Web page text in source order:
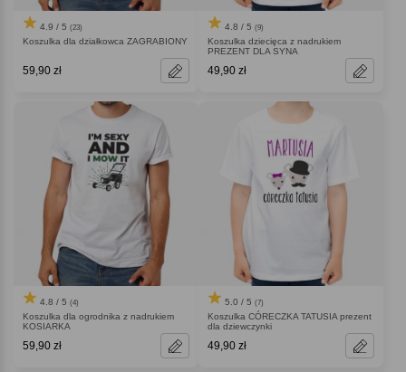
4.9 / 5 (23)
Koszulka dla działkowca ZAGRABIONY
59,90 zł
4.8 / 5 (9)
Koszulka dziecięca z nadrukiem
PREZENT DLA SYNA
49,90 zł
4.8 / 5 (4)
Koszulka dla ogrodnika z nadrukiem
KOSIARKA
59,90 zł
5.0 / 5 (7)
Koszulka CÓRECZKA TATUSIA prezent
dla dziewczynki
49,90 zł